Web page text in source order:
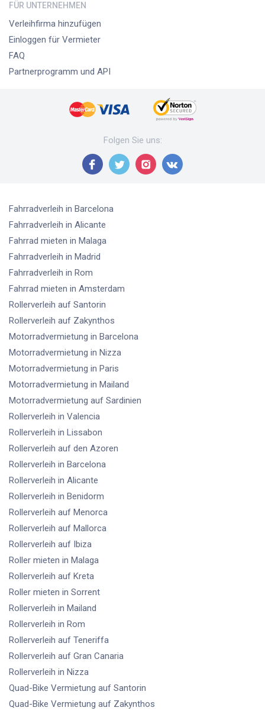
FÜR UNTERNEHMEN
Verleihfirma hinzufügen
Einloggen für Vermieter
FAQ
Partnerprogramm und API
Folgen Sie uns:
Fahrradverleih in Barcelona
Fahrradverleih in Alicante
Fahrrad mieten in Malaga
Fahrradverleih in Madrid
Fahrradverleih in Rom
Fahrrad mieten in Amsterdam
Rollerverleih auf Santorin
Rollerverleih auf Zakynthos
Motorradvermietung in Barcelona
Motorradvermietung in Nizza
Motorradvermietung in Paris
Motorradvermietung in Mailand
Motorradvermietung auf Sardinien
Rollerverleih in Valencia
Rollerverleih in Lissabon
Rollerverleih auf den Azoren
Rollerverleih in Barcelona
Rollerverleih in Alicante
Rollerverleih in Benidorm
Rollerverleih auf Menorca
Rollerverleih auf Mallorca
Rollerverleih auf Ibiza
Roller mieten in Malaga
Rollerverleih auf Kreta
Roller mieten in Sorrent
Rollerverleih in Mailand
Rollerverleih in Rom
Rollerverleih auf Teneriffa
Rollerverleih auf Gran Canaria
Rollerverleih in Nizza
Quad-Bike Vermietung auf Santorin
Quad-Bike Vermietung auf Zakynthos